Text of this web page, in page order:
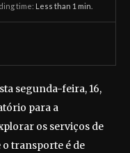
time: Less than 1 min.
segunda-feira, 16,
para a
os serviços de
transporte é de